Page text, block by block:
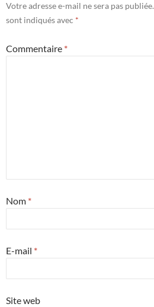
Votre adresse e-mail ne sera pas publiée.
sont indiqués avec *
Commentaire *
Nom *
E-mail *
Site web